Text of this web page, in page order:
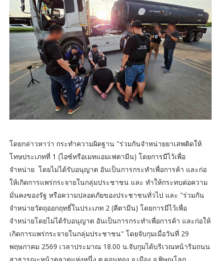
โดยกล่าวหาว่า กระทำความผิดฐาน "ร่วมกันจำหน่ายยาเสพติดให้
โทษประเภทที่ 1 (ไอซ์หรือเมทแอมเฟตามีน) โดยการมีไว้เพื่อ
จำหน่าย โดยไม่ได้รับอนุญาต อันเป็นการกระทำเพื่อการค้า และก่อ
ให้เกิดการแพร่กระจายในกลุ่มประชาชน และ ทำให้กระทบต่อความ
มั่นคงของรัฐ หรือความปลอดภัยของประชาชนทั่วไป และ "ร่วมกัน
จำหน่ายวัตถุออกฤทธิ์ในประเภท 2 (คีตามีน) โดยการมีไว้เพื่อ
จำหน่ายโดยไม่ได้รับอนุญาต อันเป็นการกระทำเพื่อการค้า และก่อให้
เกิดการแพร่กระจายในกลุ่มประชาชน" โดยจับกุมเมื่อวันที่ 29
พฤษภาคม 2569 เวลาประมาณ 18.00 น.จับกุมได้บริเวณหน้าริมถนน
สาธารณะหน้าตลาดแห่งหนึ่ง ต.ดอนทอง อ.เมือง จ.พิษณุโลก